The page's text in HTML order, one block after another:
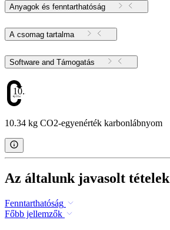
Anyagok és fenntarthatóság
A csomag tartalma
Software and Támogatás
10.34
10.34 kg CO2-egyenérték karbonlábnyom
Az általunk javasolt tételek
Fenntarthatóság
Főbb jellemzők